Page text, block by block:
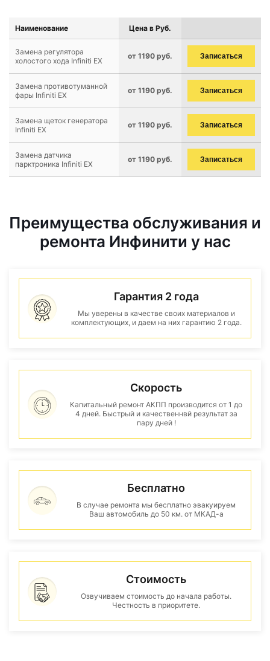
Наименование Цена в Руб.
Замена регулятора
холостого хода Infiniti EX
от 1190 руб. Записаться
Замена противотуманной
фары Infiniti EX
от 1190 руб. Записаться
Замена щеток генератора
Infiniti EX
от 1190 руб. Записаться
Замена датчика
парктроника Infiniti EX
от 1190 руб. Записаться
Преимущества обслуживания и
ремонта Инфинити у нас
Гарантия 2 года
Мы уверены в качестве своих материалов и
комплектующих, и даем на них гарантию 2 года.
Скорость
Капитальный ремонт АКПП производится от 1 до
4 дней. Быстрый и качественнвй результат за
пару дней !
Бесплатно
В случае ремонта мы бесплатно эвакуируем
Ваш автомобиль до 50 км. от МКАД-а
Стоимость
Озвучиваем стоимость до начала работы.
Честность в приоритете.